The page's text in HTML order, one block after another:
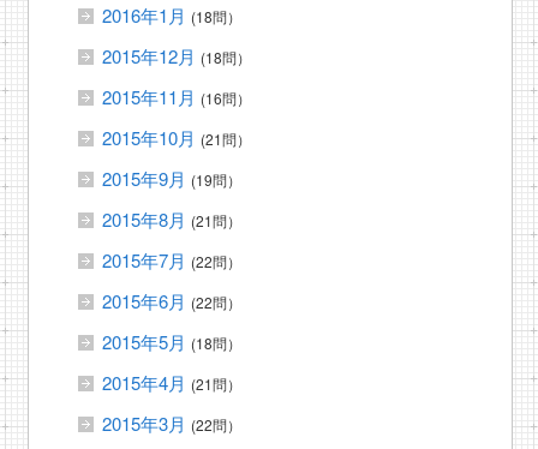
2016年1月 (18問）
2015年12月 (18問）
2015年11月 (16問）
2015年10月 (21問）
2015年9月 (19問）
2015年8月 (21問）
2015年7月 (22問）
2015年6月 (22問）
2015年5月 (18問）
2015年4月 (21問）
2015年3月 (22問）